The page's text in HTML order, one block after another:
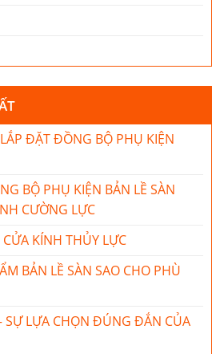
ĐẶT ĐỒNG BỘ PHỤ KIỆN
BỘ PHỤ KIỆN BẢN LỀ SÀN
CƯỜNG LỰC
KÍNH THỦY LỰC
BẢN LỀ SÀN SAO CHO PHÙ
SỰ LỰA CHỌN ĐÚNG ĐẮN CỦA